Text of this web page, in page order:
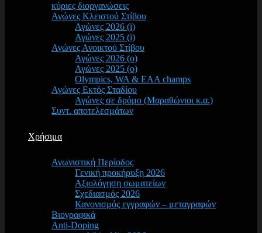
κύριες διοργανώσεις
Αγώνες Κλειστού Στίβου
Αγώνες 2026 (i)
Αγώνες 2025 (i)
Αγώνες Ανοικτού Στίβου
Αγώνες 2026 (o)
Αγώνες 2025 (o)
Olympics, WA & EAA champs
Αγώνες Εκτός Σταδίου
Αγώνες σε δρόμο (Μαραθώνιοι κ.α.)
Συντ. αποτελεσμάτων
Χρήσιμα
Αγωνιστική Περίοδος
Γενική προκήρυξη 2026
Αξιολόγηση σωματείων
Σχεδιασμός 2026
Κανονισμός εγγραφών – μεταγραφών
Βιογραφικά
Anti-Doping